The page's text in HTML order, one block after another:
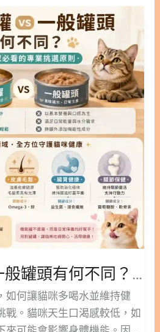
性腎衰竭與慢性腎臟病的差
衰退主要分為急性與慢性兩種
常發生得非常突然，可能因為
、尿道阻塞或嚴重脫水所引
極快，但若能及時送醫並給予
有機會恢復的。 相對於急性發
個緩慢且不可逆的過程。隨著
的飲食選擇。 隱藏/顯示內容
藏 1. 迷思破解：無穀飼料不
貓主子設計：貓無穀飼料與
2.1. 無穀貓飼料適合哪些貓
穀配方的注意事項 3. 汪星人
料的真相 3.1. 狗狗真的需要狗
狗飼料與心臟病(DCM)的潛在
穀飼料：營養價值大比拼 4.
飲食 5. 無穀飼料常見問題
比有穀飼料更健康嗎？ Q2：
穀飼料就會好嗎？ Q3：吃無
得心臟病嗎？ Q4：我想幫貓
怎麼做？ Q5：幼犬或幼貓也
加入追蹤 林安安營養師粉絲
1. 迷思破解：無穀飼料不等
穀飼料，主要是指配方中不包
大麥等傳統穀類來源。取而代
鈴薯、地瓜、豌豆或其他豆
替代品。 許多飼主更換無穀配
機能湯罐 vs 一般罐頭有何不同？新手貓奴必看的專業挑選原則
如何讓貓咪多喝水並維持健
戰。貓咪天生口渴感較低，如